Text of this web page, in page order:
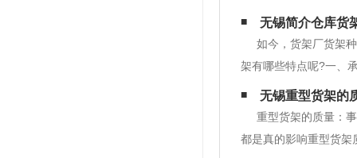
洗、磷化静电喷涂等
资成本很高，回收成
无锡简介仓库货
如今，货架厂货架
架有哪些特点呢?一、
差，都跟货架的质量
量也决定了货架可以
无锡重型货架的
重型货架的质量：
都是真的影响重型货架